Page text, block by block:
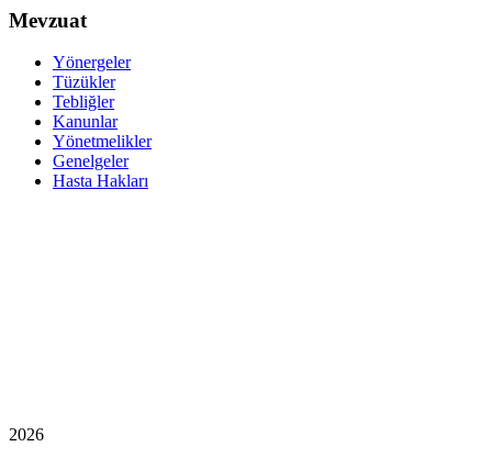
Mevzuat
Yönergeler
Tüzükler
Tebliğler
Kanunlar
Yönetmelikler
Genelgeler
Hasta Hakları
2026